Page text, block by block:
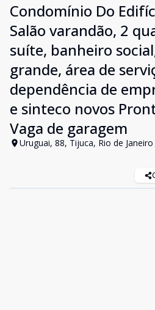
Condomínio Do
Salão varandão, 2
suíte, banheiro
grande, área de
dependência de
e sinteco novos
Vaga de garagem
Uruguai, 88, Tijuca, Rio de Janeiro